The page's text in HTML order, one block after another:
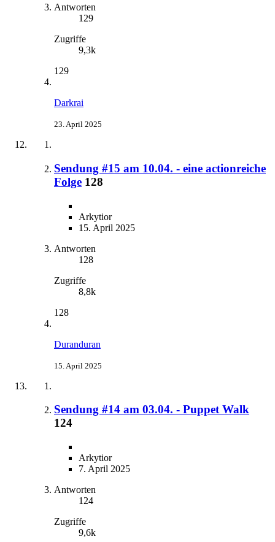
Antworten
129
Zugriffe
9,3k
129
Darkrai
23. April 2025
Sendung #15 am 10.04. - eine actionreiche
Folge 128
Arkytior
15. April 2025
Antworten
128
Zugriffe
8,8k
128
Duranduran
15. April 2025
Sendung #14 am 03.04. - Puppet Walk
124
Arkytior
7. April 2025
Antworten
124
Zugriffe
9,6k